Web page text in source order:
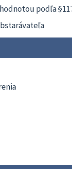
podľa